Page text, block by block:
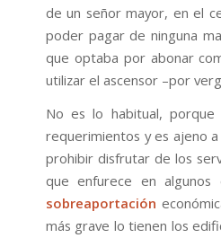
de un señor mayor, en el
poder pagar de ninguna
que optaba por abonar
utilizar el ascensor –por
No es lo habitual, porque
requerimientos y es ajeno
prohibir disfrutar de los
que enfurece en
sobreaportación
más grave lo tienen los